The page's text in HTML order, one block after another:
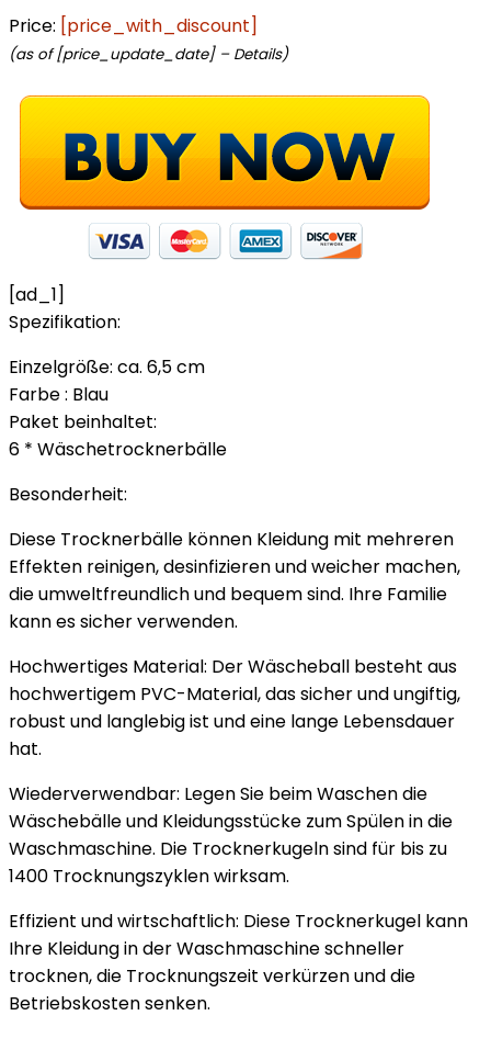
Price: [price_with_discount]
(as of [price_update_date] – Details)
[ad_1]
Spezifikation:
Einzelgröße: ca. 6,5 cm
Farbe : Blau
Paket beinhaltet:
6 * Wäschetrocknerbälle
Besonderheit:
Diese Trocknerbälle können Kleidung mit mehreren
Effekten reinigen, desinfizieren und weicher machen,
die umweltfreundlich und bequem sind. Ihre Familie
kann es sicher verwenden.
Hochwertiges Material: Der Wäscheball besteht aus
hochwertigem PVC-Material, das sicher und ungiftig,
robust und langlebig ist und eine lange Lebensdauer
hat.
Wiederverwendbar: Legen Sie beim Waschen die
Wäschebälle und Kleidungsstücke zum Spülen in die
Waschmaschine. Die Trocknerkugeln sind für bis zu
1400 Trocknungszyklen wirksam.
Effizient und wirtschaftlich: Diese Trocknerkugel kann
Ihre Kleidung in der Waschmaschine schneller
trocknen, die Trocknungszeit verkürzen und die
Betriebskosten senken.